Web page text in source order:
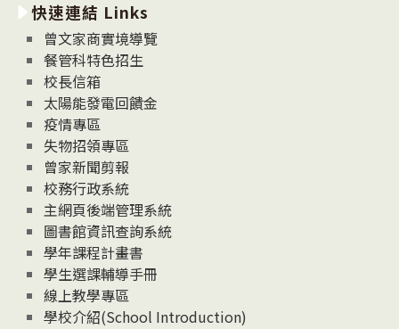
消
息
News
快速連結 Links
曾文家商實境導覽
餐管科特色招生
校長信箱
太陽能發電回饋金
疫情專區
失物招領專區
曾家新聞剪報
校務行政系統
主網頁後端管理系統
圖書館資訊查詢系統
學年課程計畫書
學生選課輔導手冊
線上教學專區
學校介紹(School Introduction)